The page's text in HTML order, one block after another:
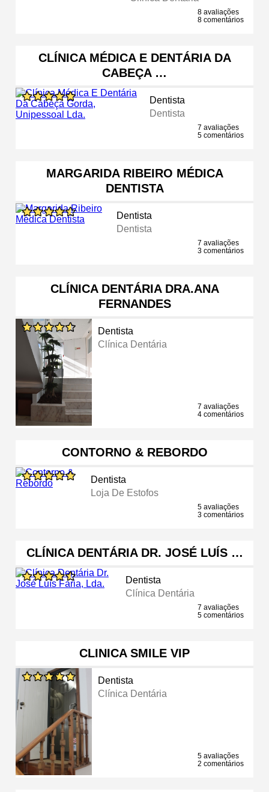
8 avaliações
8 comentários
CLÍNICA MÉDICA E DENTÁRIA DA
CABEÇA …
Dentista
Dentista
7 avaliações
5 comentários
MARGARIDA RIBEIRO MÉDICA
DENTISTA
Dentista
Dentista
7 avaliações
3 comentários
CLÍNICA DENTÁRIA DRA.ANA
FERNANDES
Dentista
Clínica Dentária
7 avaliações
4 comentários
CONTORNO & REBORDO
Dentista
Loja De Estofos
5 avaliações
3 comentários
CLÍNICA DENTÁRIA DR. JOSÉ LUÍS …
Dentista
Clínica Dentária
7 avaliações
5 comentários
CLINICA SMILE VIP
Dentista
Clínica Dentária
5 avaliações
2 comentários